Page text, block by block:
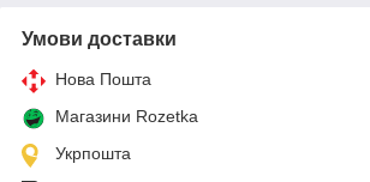
Умови доставки
Нова Пошта
Магазини Rozetka
Укрпошта